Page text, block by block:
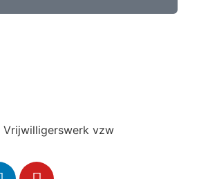
Vrijwilligerswerk vzw